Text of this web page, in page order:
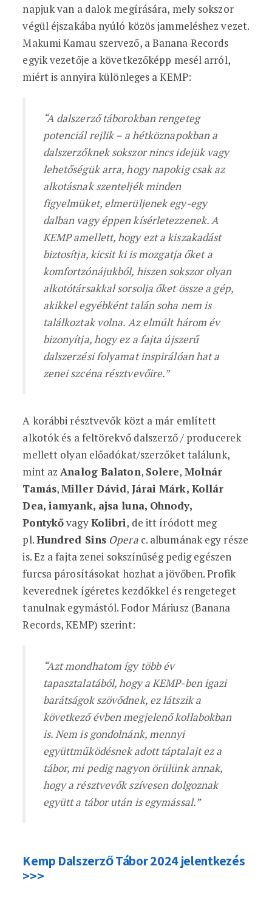
napjuk van a dalok megírására, mely sokszor
végül éjszakába nyúló közös jammeléshez vezet.
Makumi Kamau szervező, a Banana Records
egyik vezetője a következőképp mesél arról,
miért is annyira különleges a KEMP:
“A dalszerző táborokban rengeteg
potenciál rejlik – a hétköznapokban a
dalszerzőknek sokszor nincs idejük vagy
lehetőségük arra, hogy napokig csak az
alkotásnak szenteljék minden
figyelmüket, elmerüljenek egy-egy
dalban vagy éppen kísérletezzenek. A
KEMP amellett, hogy ezt a kiszakadást
biztosítja, kicsit ki is mozgatja őket a
komfortzónájukból, hiszen sokszor olyan
alkotótársakkal sorsolja őket össze a gép,
akikkel egyébként talán soha nem is
találkoztak volna. Az elmúlt három év
bizonyítja, hogy ez a fajta újszerű
dalszerzési folyamat inspirálóan hat a
zenei szcéna résztvevőire.”
A korábbi résztvevők közt a már említett
alkotók és a feltörekvő dalszerző / producerek
mellett olyan előadókat/szerzőket találunk,
mint azAnalog Balaton, Solere, Molnár
Tamás,Miller Dávid, Járai Márk, Kollár
Dea, iamyank, ajsa luna, Ohnody,
PontykővagyKolibri, de itt íródott meg
pl.Hundred Sins Operac. albumának egy része
is. Ez a fajta zenei sokszínűség pedig egészen
furcsa párosításokat hozhat a jövőben. Profik
keverednek ígéretes kezdőkkel és rengeteget
tanulnak egymástól. Fodor Máriusz (Banana
Records, KEMP) szerint:
“Azt mondhatom így több év
tapasztalatából, hogy a KEMP-ben igazi
barátságok szövődnek, ez látszik a
következő évben megjelenő kollabokban
is. Nem is gondolnánk, mennyi
együttműködésnek adott táptalajt ez a
tábor, mi pedig nagyon örülünk annak,
hogy a résztvevők szívesen dolgoznak
együtt a tábor után is egymással.”
Kemp Dalszerző Tábor 2024 jelentkezés
>>>